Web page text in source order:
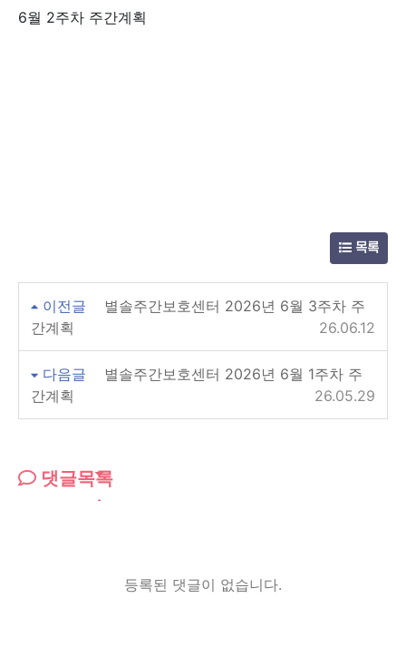
6월 2주차 주간계획
목록
이전글
별솔주간보호센터 2026년 6월 3주차 주
간계획
26.06.12
다음글
별솔주간보호센터 2026년 6월 1주차 주
간계획
26.05.29
댓글목록
등록된 댓글이 없습니다.